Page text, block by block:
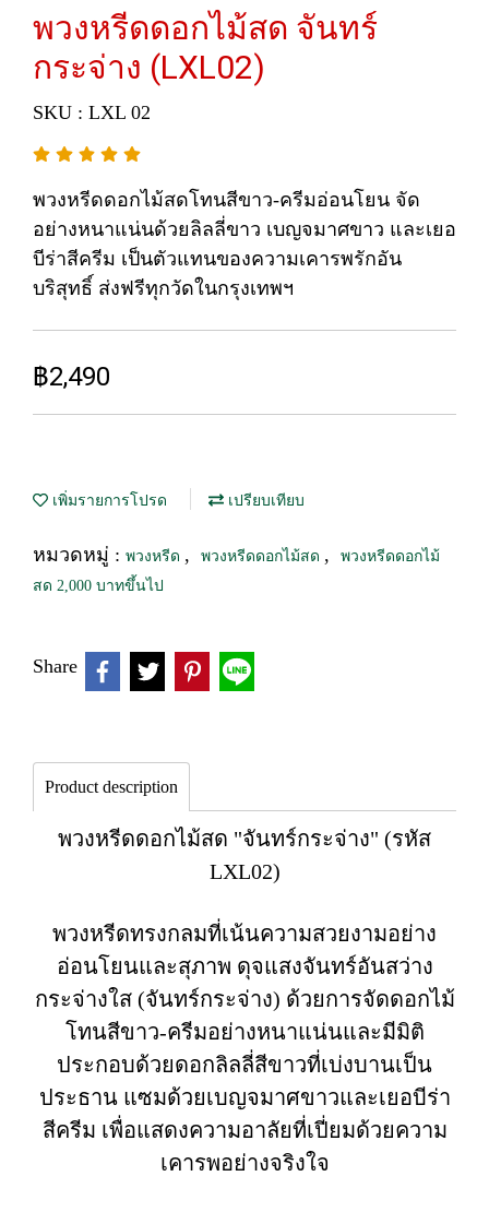
พวงหรีดดอกไม้สด จันทร์
กระจ่าง (LXL02)
SKU : LXL 02
พวงหรีดดอกไม้สดโทนสีขาว-ครีมอ่อนโยน จัด
อย่างหนาแน่นด้วยลิลลี่ขาว เบญจมาศขาว และเยอ
บีร่าสีครีม เป็นตัวแทนของความเคารพรักอัน
บริสุทธิ์ ส่งฟรีทุกวัดในกรุงเทพฯ
฿2,490
เพิ่มรายการโปรด เปรียบเทียบ
หมวดหมู่ : พวงหรีด , พวงหรีดดอกไม้สด ,
พวงหรีดดอกไม้
สด 2,000 บาทขึ้นไป
Share
Product description
พวงหรีดดอกไม้สด "จันทร์กระจ่าง" (รหัส
LXL02)
พวงหรีดทรงกลมที่เน้นความสวยงามอย่าง
อ่อนโยนและสุภาพ ดุจแสงจันทร์อันสว่าง
กระจ่างใส (จันทร์กระจ่าง) ด้วยการจัดดอกไม้
โทนสีขาว-ครีมอย่างหนาแน่นและมีมิติ
ประกอบด้วยดอกลิลลี่สีขาวที่เบ่งบานเป็น
ประธาน แซมด้วยเบญจมาศขาวและเยอบีร่า
สีครีม เพื่อแสดงความอาลัยที่เปี่ยมด้วยความ
เคารพอย่างจริงใจ